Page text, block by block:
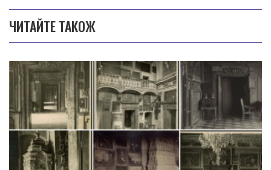
ЧИТАЙТЕ ТАКОЖ